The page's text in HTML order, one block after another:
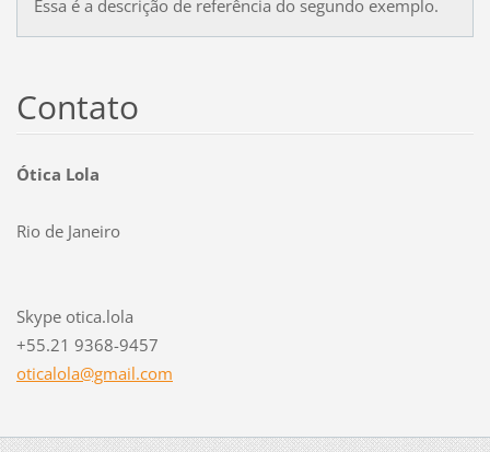
Essa é a descrição de referência do segundo exemplo.
Contato
Ótica Lola
Rio de Janeiro
Skype otica.lola
+55.21 9368-9457
oticalola@gmail.com